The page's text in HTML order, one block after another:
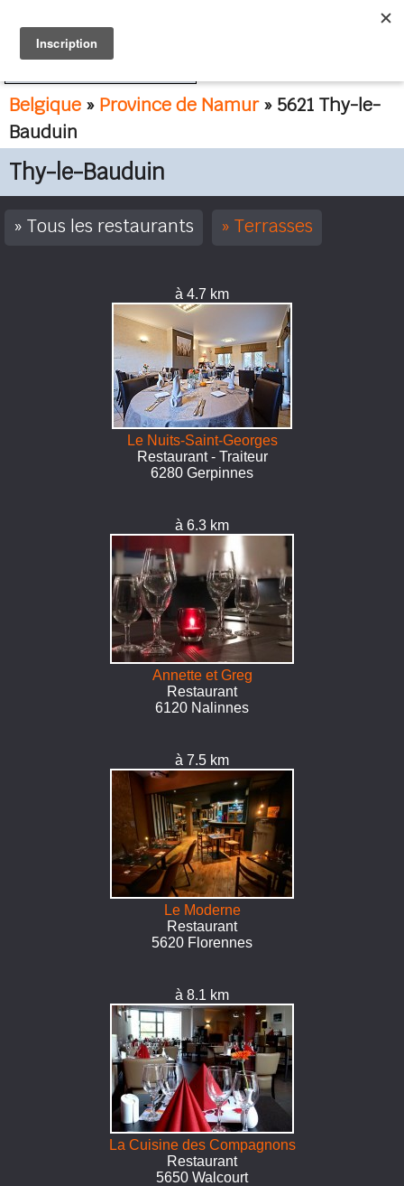
Belgique » Province de Namur» 5621 Thy-le-
Bauduin
Thy-le-Bauduin
Tous les restaurants Terrasses
à 4.7 km
Le Nuits-Saint-Georges
Restaurant - Traiteur
6280 Gerpinnes
à 6.3 km
Annette et Greg
Restaurant
6120 Nalinnes
à 7.5 km
Le Moderne
Restaurant
5620 Florennes
à 8.1 km
La Cuisine des Compagnons
Restaurant
5650 Walcourt